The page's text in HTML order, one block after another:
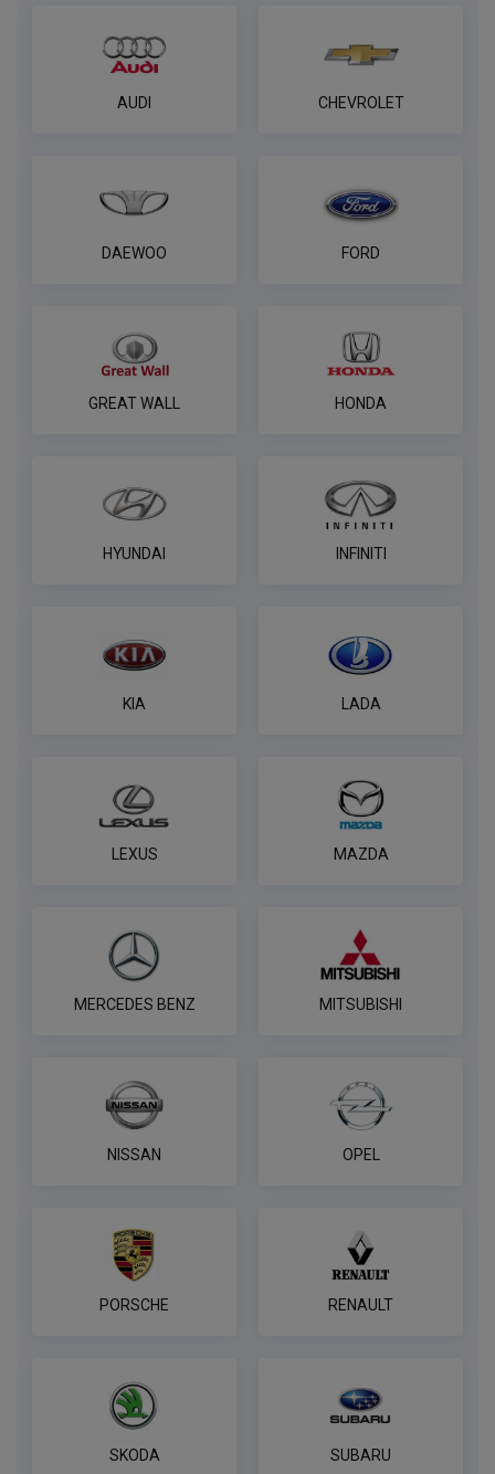
AUDI CHEVROLET
DAEWOO FORD
GREAT WALL HONDA
HYUNDAI INFINITI
KIA LADA
LEXUS MAZDA
MERCEDES BENZ MITSUBISHI
NISSAN OPEL
PORSCHE RENAULT
SKODA SUBARU